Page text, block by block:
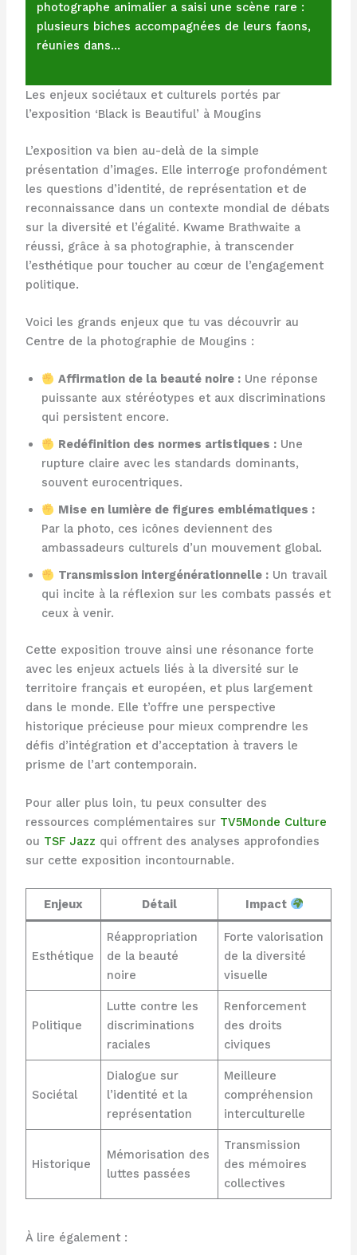
photographe animalier a saisi une scène rare :
plusieurs biches accompagnées de leurs faons,
réunies dans…
Les enjeux sociétaux et culturels portés par
l’exposition ‘Black is Beautiful’ à Mougins
L’exposition va bien au-delà de la simple
présentation d’images. Elle interroge profondément
les questions d’identité, de représentation et de
reconnaissance dans un contexte mondial de débats
sur la diversité et l’égalité. Kwame Brathwaite a
réussi, grâce à sa photographie, à transcender
l’esthétique pour toucher au cœur de l’engagement
politique.
Voici les grands enjeux que tu vas découvrir au
Centre de la photographie de Mougins :
Affirmation de la beauté noire : Une réponse
puissante aux stéréotypes et aux discriminations
qui persistent encore.
Redéfinition des normes artistiques : Une
rupture claire avec les standards dominants,
souvent eurocentriques.
Mise en lumière de figures emblématiques :
Par la photo, ces icônes deviennent des
ambassadeurs culturels d’un mouvement global.
Transmission intergénérationnelle : Un travail
qui incite à la réflexion sur les combats passés et
ceux à venir.
Cette exposition trouve ainsi une résonance forte
avec les enjeux actuels liés à la diversité sur le
territoire français et européen, et plus largement
dans le monde. Elle t’offre une perspective
historique précieuse pour mieux comprendre les
défis d’intégration et d’acceptation à travers le
prisme de l’art contemporain.
Pour aller plus loin, tu peux consulter des
ressources complémentaires sur TV5Monde Culture
ou TSF Jazz qui offrent des analyses approfondies
sur cette exposition incontournable.
Enjeux Détail Impact
Esthétique
Réappropriation
de la beauté
noire
Forte valorisation
de la diversité
visuelle
Politique
Lutte contre les
discriminations
raciales
Renforcement
des droits
civiques
Sociétal
Dialogue sur
l’identité et la
représentation
Meilleure
compréhension
interculturelle
Historique
Mémorisation des
luttes passées
Transmission
des mémoires
collectives
À lire également :